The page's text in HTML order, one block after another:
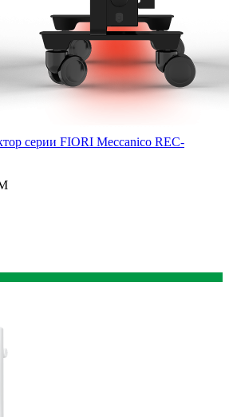
серии FIORI Meccanico REC-